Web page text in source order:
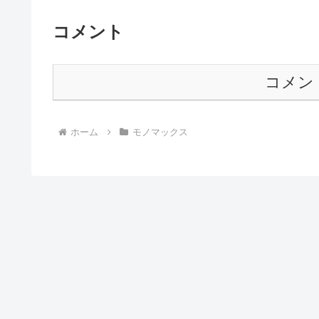
コメント
コメン
ホーム モノマックス